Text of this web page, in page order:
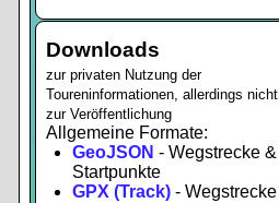
Downloads
zur privaten Nutzung der
Toureninformationen, allerdings nicht
zur Veröffentlichung
Allgemeine Formate:
GeoJSON - Wegstrecke &
Startpunkte
GPX (Track) - Wegstrecke